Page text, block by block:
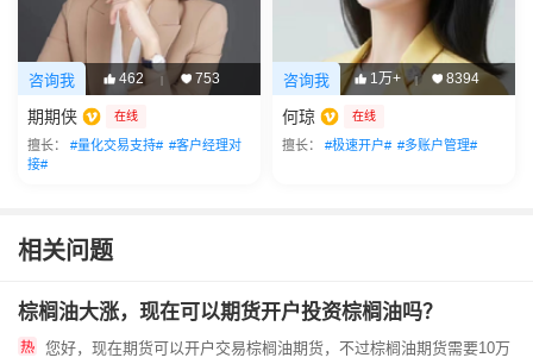
咨询我 462 | 753
期期侠 在线
擅长： #量化交易支持# #客户经理对
接#
咨询我 1万+ | 8394
何琼 在线
擅长： #极速开户# #多账户管理#
相关问题
棕榈油大涨，现在可以期货开户投资棕榈油吗？